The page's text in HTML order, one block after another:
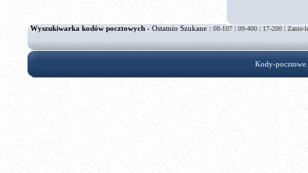
Wyszukiwarka kodów pocztowych - Ostatnio Szukane : 08-107|09-400|17-200|Zanie-
Kody-